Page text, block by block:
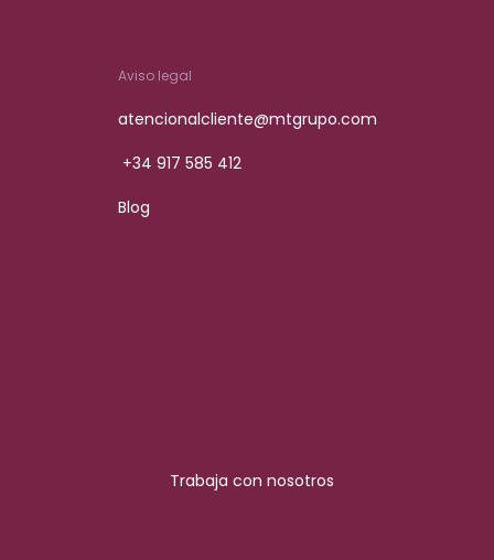
Aviso legal
atencionalcliente@mtgrupo.com
+34 917 585 412
Blog
Trabaja con nosotros